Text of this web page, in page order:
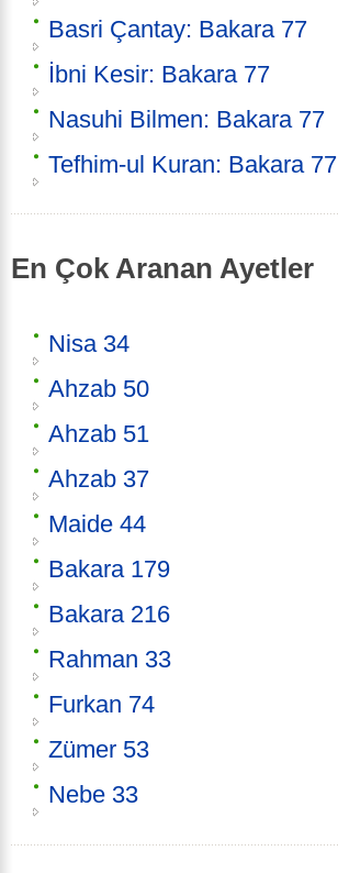
Basri Çantay: Bakara 77
İbni Kesir: Bakara 77
Nasuhi Bilmen: Bakara 77
Tefhim-ul Kuran: Bakara 77
En Çok Aranan Ayetler
Nisa 34
Ahzab 50
Ahzab 51
Ahzab 37
Maide 44
Bakara 179
Bakara 216
Rahman 33
Furkan 74
Zümer 53
Nebe 33